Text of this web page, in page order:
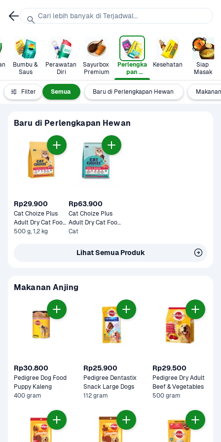
Bumbu &
Saus
Perawatan
Diri
Sayurbox
Premium
Perlengka
pan
Hewan
Kesehatan
Siap
Masak
Filter Semua Baru di Perlengkapan Hewan
Baru di Perlengkapan Hewan
Rp29.900
Cat Choize Plus
Adult Dry Cat Food
Tuna & Mackerel
500 g, 1,2 kg
Rp63.900
Cat Choize Plus
Adult Dry Cat Food
Tuna & Salmon 1,2
Cat
Lihat Semua Produk
Makanan Anjing
Rp30.800
Pedigree Dog Food
Puppy Kaleng
400 gram
Rp25.900
Pedigree Dentastix
Snack Large Dogs
112 gram
Rp29.500
Pedigree Dry Adult
Beef & Vegetables
500 gram
Cari lebih banyak di Terjadwal...